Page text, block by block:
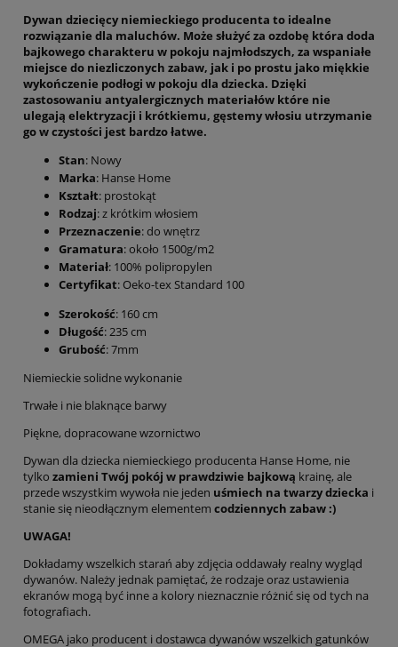
Dywan dziecięcy niemieckiego producenta to idealne
rozwiązanie dla maluchów. Może służyć za ozdobę która doda
bajkowego charakteru w pokoju najmłodszych, za wspaniałe
miejsce do niezliczonych zabaw, jak i po prostu jako miękkie
wykończenie podłogi w pokoju dla dziecka. Dzięki
zastosowaniu antyalergicznych materiałów które nie
ulegają elektryzacji i krótkiemu, gęstemy włosiu utrzymanie
go w czystości jest bardzo łatwe.
Stan: Nowy
Marka: Hanse Home
Kształt: prostokąt
Rodzaj: z krótkim włosiem
Przeznaczenie: do wnętrz
Gramatura: około 1500g/m2
Materiał: 100% polipropylen
Certyfikat: Oeko-tex Standard 100
Szerokość: 160 cm
Długość: 235 cm
Grubość: 7mm
Niemieckie solidne wykonanie
Trwałe i nie blaknące barwy
Piękne, dopracowane wzornictwo
Dywan dla dziecka niemieckiego producenta Hanse Home, nie
tylko zamieni Twój pokój w prawdziwie bajkową krainę, ale
przede wszystkim wywoła nie jeden uśmiech na twarzy dziecka i
stanie się nieodłącznym elementem codziennych zabaw :)
UWAGA!
Dokładamy wszelkich starań aby zdjęcia oddawały realny wygląd
dywanów. Należy jednak pamiętać, że rodzaje oraz ustawienia
ekranów mogą być inne a kolory nieznacznie różnić się od tych na
fotografiach.
OMEGA jako producent i dostawca dywanów wszelkich gatunków